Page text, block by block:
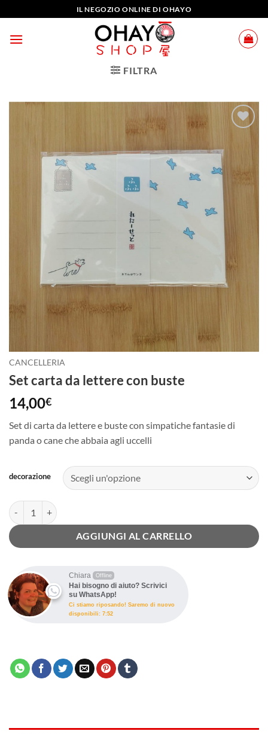
ai
contenuti
IL NEGOZIO ONLINE DI OHAYO
FILTRA
alla lista
desideri
CANCELLERIA
Set carta da lettere con buste
14,00€
Set di carta da lettere e buste con simpatiche fantasie di
panda o cane che abbaia agli uccelli
decorazione
Set carta da lettere con buste quantità
AGGIUNGI AL CARRELLO
Chiara Offline
Hai bisogno di aiuto? Scrivici
su WhatsApp!
Ci stiamo riposando! Saremo di nuovo
disponibili: 7:52